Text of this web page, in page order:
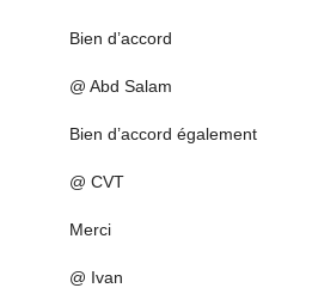
Bien d’accord
@ Abd Salam
Bien d’accord également
@ CVT
Merci
@ Ivan